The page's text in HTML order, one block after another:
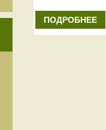
ПОДРОБНЕЕ